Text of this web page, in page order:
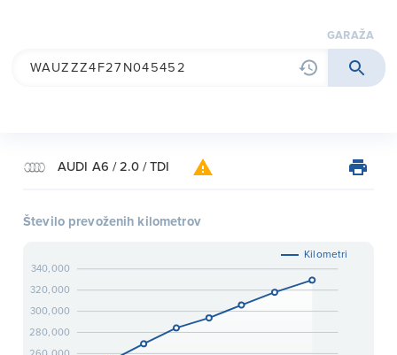
garaža
AUDI A6 / 2.0 / TDI
Število prevoženih kilometrov
Kilometri
280,000
300,000
320,000
340,000